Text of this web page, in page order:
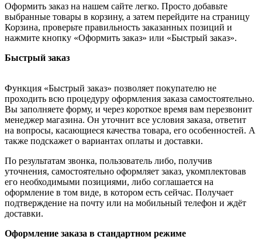
Оформить заказ на нашем сайте легко. Просто добавьте
выбранные товары в корзину, а затем перейдите на страницу
Корзина, проверьте правильность заказанных позиций и
нажмите кнопку «Оформить заказ» или «Быстрый заказ».
Быстрый заказ
Функция «Быстрый заказ» позволяет покупателю не
проходить всю процедуру оформления заказа самостоятельно.
Вы заполняете форму, и через короткое время вам перезвонит
менеджер магазина. Он уточнит все условия заказа, ответит
на вопросы, касающиеся качества товара, его особенностей. А
также подскажет о вариантах оплаты и доставки.
По результатам звонка, пользователь либо, получив
уточнения, самостоятельно оформляет заказ, укомплектовав
его необходимыми позициями, либо соглашается на
оформление в том виде, в котором есть сейчас. Получает
подтверждение на почту или на мобильный телефон и ждёт
доставки.
Оформление заказа в стандартном режиме